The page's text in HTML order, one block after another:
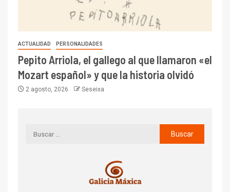
ACTUALIDAD PERSONALIDADES
Pepito Arriola, el gallego al que llamaron «el
Mozart español» y que la historia olvidó
2 agosto, 2026 Seseixa